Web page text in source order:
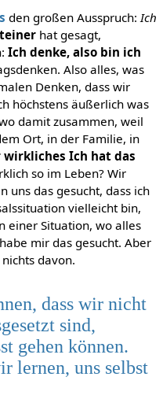
den großen Ausspruch:Ich
hat gesagt,
Ich denke, also bin ich
Also alles, was
Denken, dass wir
höchstens äußerlich was
damit zusammen, weil
Ort, in der Familie, in
wirkliches Ich hat das
so im Leben? Wir
uns das gesucht, dass ich
vielleicht bin,
einer Situation, wo alles
mir das gesucht. Aber
davon.
dass wir nicht
sind,
gehen können.
lernen, uns selbst